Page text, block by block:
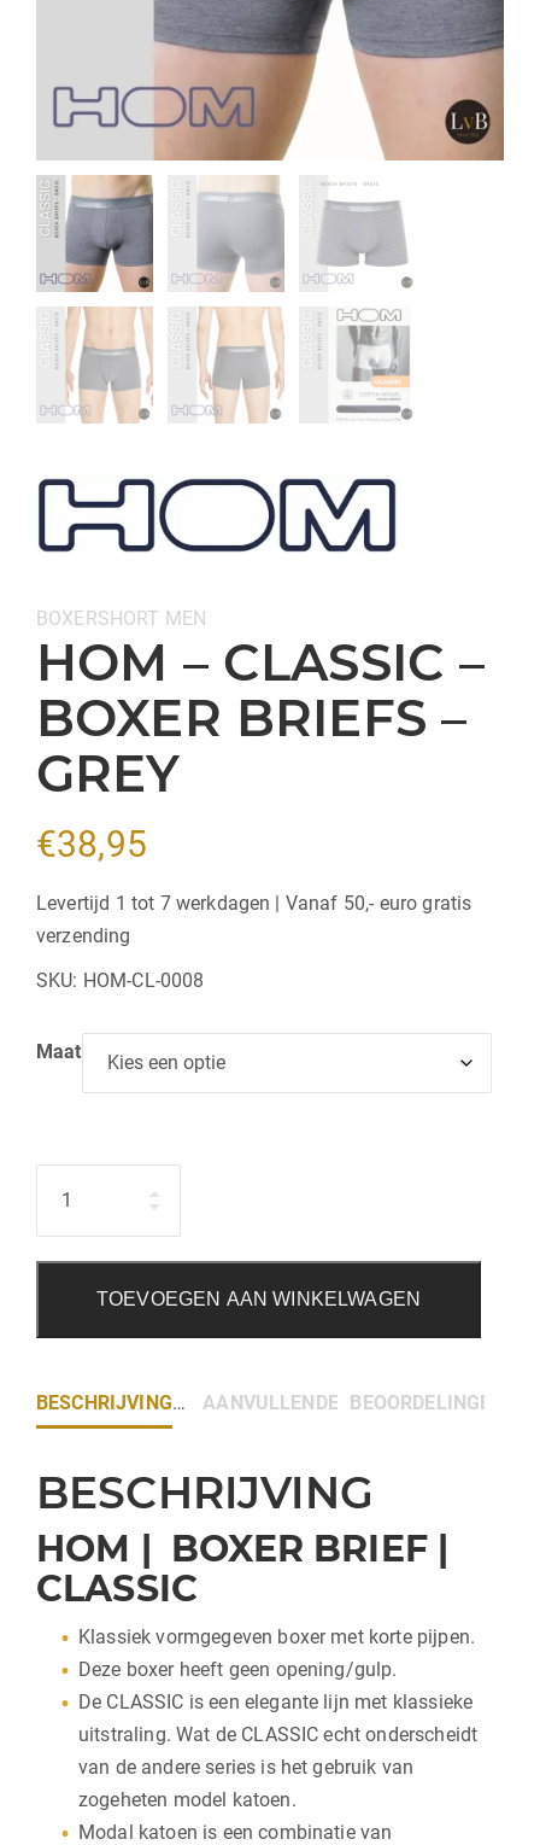
Categorieën:
BOXERSHORT MEN
HOM – CLASSIC –
BOXER BRIEFS –
GREY
€38,95
Levertijd 1 tot 7 werkdagen | Vanaf 50,- euro gratis
verzending
SKU: HOM-CL-0008
Maat
TOEVOEGEN AAN WINKELWAGEN
BESCHRIJVING AANVULLENDE INFORMATIE
BEOORDELINGEN (0)
BESCHRIJVING
HOM | BOXER BRIEF |
CLASSIC
Klassiek vormgegeven boxer met korte pijpen.
Deze boxer heeft geen opening/gulp.
De CLASSIC is een elegante lijn met klassieke
uitstraling. Wat de CLASSIC echt onderscheidt
van de andere series is het gebruik van
zogeheten model katoen.
Modal katoen is een combinatie van